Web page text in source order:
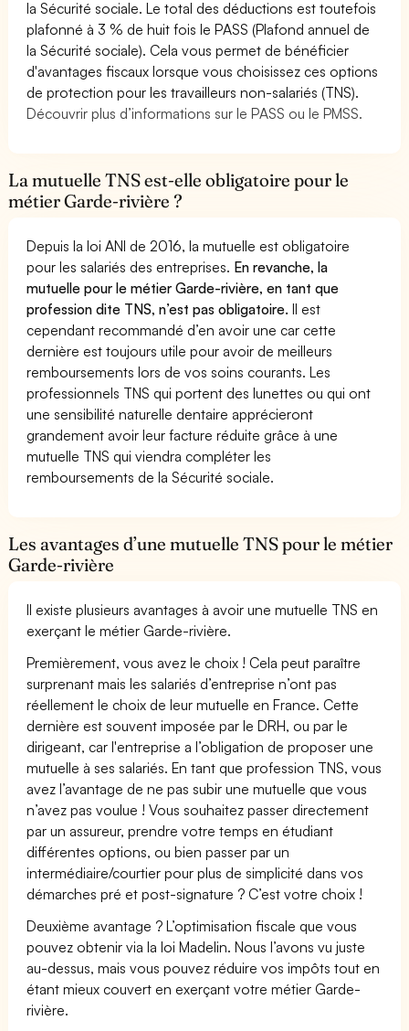
la Sécurité sociale. Le total des déductions est toutefois
plafonné à 3 % de huit fois le PASS (Plafond annuel de
la Sécurité sociale). Cela vous permet de bénéficier
d'avantages fiscaux lorsque vous choisissez ces options
de protection pour les travailleurs non-salariés (TNS).
Découvrir plus d’informations sur le PASS ou le PMSS.
La mutuelle TNS est-elle obligatoire pour le
métier Garde-rivière ?
Depuis la loi ANI de 2016, la mutuelle est obligatoire
pour les salariés des entreprises. En revanche, la
mutuelle pour le métier Garde-rivière, en tant que
profession dite TNS, n’est pas obligatoire.Il est
cependant recommandé d’en avoir une car cette
dernière est toujours utile pour avoir de meilleurs
remboursements lors de vos soins courants. Les
professionnels TNS qui portent des lunettes ou qui ont
une sensibilité naturelle dentaire apprécieront
grandement avoir leur facture réduite grâce à une
mutuelle TNS qui viendra compléter les
remboursements de la Sécurité sociale.
Les avantages d’une mutuelle TNS pour le métier
Garde-rivière
Il existe plusieurs avantages à avoir une mutuelle TNS en
exerçant le métier Garde-rivière.
Premièrement, vous avez le choix ! Cela peut paraître
surprenant mais les salariés d’entreprise n’ont pas
réellement le choix de leur mutuelle en France. Cette
dernière est souvent imposée par le DRH, ou par le
dirigeant, car l'entreprise a l’obligation de proposer une
mutuelle à ses salariés. En tant que profession TNS, vous
avez l’avantage de ne pas subir une mutuelle que vous
n’avez pas voulue ! Vous souhaitez passer directement
par un assureur, prendre votre temps en étudiant
différentes options, ou bien passer par un
intermédiaire/courtier pour plus de simplicité dans vos
démarches pré et post-signature ? C’est votre choix !
Deuxième avantage ? L’optimisation fiscale que vous
pouvez obtenir via la loi Madelin. Nous l’avons vu juste
au-dessus, mais vous pouvez réduire vos impôts tout en
étant mieux couvert en exerçant votre métier Garde-
rivière.